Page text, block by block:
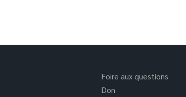
Foire aux questions
Don